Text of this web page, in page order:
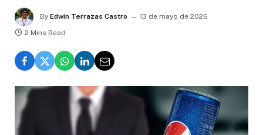
By Edwin Terrazas Castro
13 de mayo de 2026
2 Mins Read